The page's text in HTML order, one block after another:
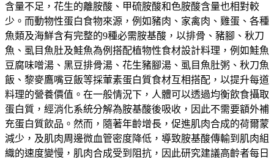
含量不足，花生的離胺酸、甲硫胺酸和色胺酸含量也相對較
少。而動物性蛋白食物來源，例如豬肉、家禽肉、雞蛋、各種
魚類及海鮮含有完整的9種必需胺基酸，以排骨、豬腳、秋刀
魚、虱目魚肚及鮭魚為例搭配植物性食材設計料理，例如鮭魚
豆腐味噌湯、黑豆排骨湯、花生豬腳湯、虱目魚肚粥、秋刀魚
飯、黎麥鷹嘴豆飯等採葷素蛋白質食材互相搭配，以提升每道
料理的營養價值。在一般情況下，人體可以透過均衡飲食攝取
蛋白質，經消化系統分解為胺基酸後吸收，因此不需要額外補
充蛋白質飲品。然而，隨著年齡增長，促進肌肉合成的荷爾蒙
減少，及肌肉周邊微血管密度降低，導致胺基酸傳輸到肌肉組
織的速度變慢，肌肉合成受到阻抗，因此研究建議高齡者每日